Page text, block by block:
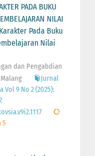
PADA BUKU
NILAI
Pada Buku
Nilai
dan Pengabdian
Jurnal
Vol 9 No 2 (2025):
5